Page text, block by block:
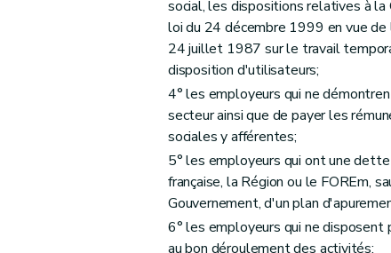
social, les dispositions relatives à la
loi du 24 décembre 1999 en vue
24 juillet 1987 sur le travail
disposition d'utilisateurs;
4° les employeurs qui ne
secteur ainsi que de payer les
sociales y afférentes;
5° les employeurs qui ont une
française, la Région ou le FOREm,
Gouvernement, d'un plan
6° les employeurs qui ne disposent
au bon déroulement des activités;